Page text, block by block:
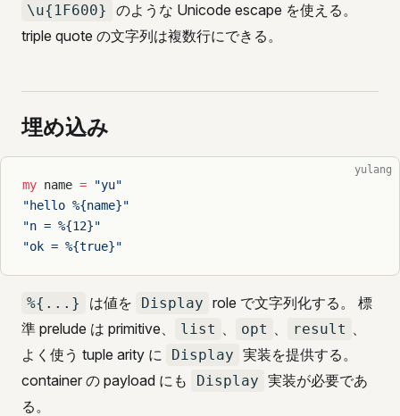
\u{1F600}
のような Unicode escape を使える。
triple quote の文字列は複数行にできる。
埋め込み
yulang
my name = "yu"
"hello %{name}"
"n = %{12}"
"ok = %{true}"
%{...} は値を Display role で文字列化する。 標
準 prelude は primitive、
list 、 opt 、 result 、
よく使う tuple arity に
Display 実装を提供する。
container の payload にも
Display 実装が必要であ
る。